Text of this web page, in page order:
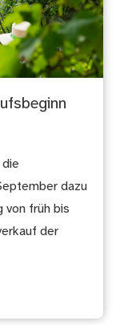
dazu
von früh bis
der